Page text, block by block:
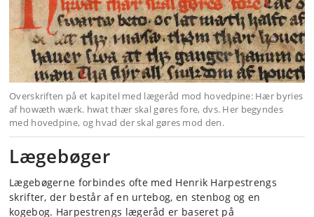
Overskriften på et kapitel med lægeråd mod hovedpine: Hær byries
af howæth wærk. hwat thær skal gøres fore, dvs. Her begyndes
med hovedpine, og hvad der skal gøres mod den.
Lægebøger
Lægebøgerne forbindes ofte med Henrik Harpestrengs
skrifter, der består af en urtebog, en stenbog og en
kogebog. Harpestrengs lægeråd er baseret på